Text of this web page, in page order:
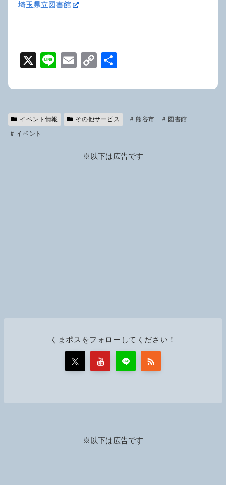
埼玉県立図書館
X
Li
e
E
ail
C
p
y
Li
k
イベント情報 その他サービス 熊谷市
図書館
イベント
※以下は広告です
くまポスをフォローしてください！
※以下は広告です